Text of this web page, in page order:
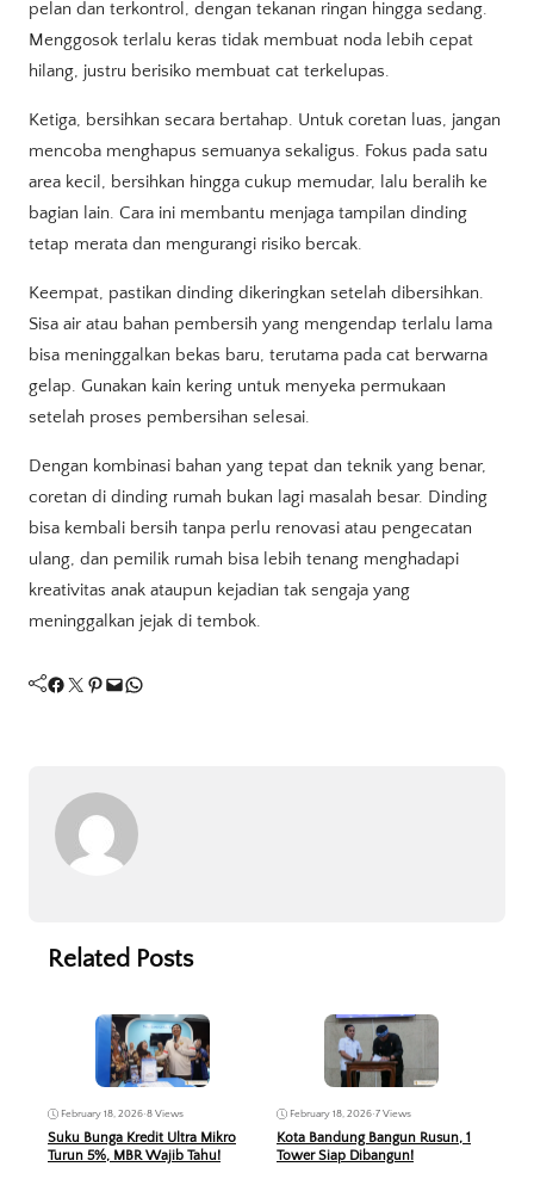
pelan dan terkontrol, dengan tekanan ringan hingga sedang.
Menggosok terlalu keras tidak membuat noda lebih cepat
hilang, justru berisiko membuat cat terkelupas.
Ketiga, bersihkan secara bertahap. Untuk coretan luas, jangan
mencoba menghapus semuanya sekaligus. Fokus pada satu
area kecil, bersihkan hingga cukup memudar, lalu beralih ke
bagian lain. Cara ini membantu menjaga tampilan dinding
tetap merata dan mengurangi risiko bercak.
Keempat, pastikan dinding dikeringkan setelah dibersihkan.
Sisa air atau bahan pembersih yang mengendap terlalu lama
bisa meninggalkan bekas baru, terutama pada cat berwarna
gelap. Gunakan kain kering untuk menyeka permukaan
setelah proses pembersihan selesai.
Dengan kombinasi bahan yang tepat dan teknik yang benar,
coretan di dinding rumah bukan lagi masalah besar. Dinding
bisa kembali bersih tanpa perlu renovasi atau pengecatan
ulang, dan pemilik rumah bisa lebih tenang menghadapi
kreativitas anak ataupun kejadian tak sengaja yang
meninggalkan jejak di tembok.
Facebook Twitter Pinterest Mail WhatsApp
Related Posts
February 18, 2026•8 Views
Suku Bunga Kredit Ultra Mikro
Turun 5%, MBR Wajib Tahu!
February 18, 2026•7 Views
Kota Bandung Bangun Rusun, 1
Tower Siap Dibangun!